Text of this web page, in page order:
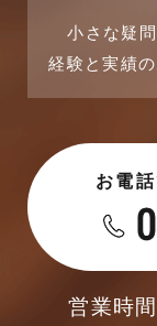
採用情報
未分類
未分類
本店-ブログ
東武スカイツ
2023年7月
2023年5月
2023年4月
2023年3月
小さな疑
経験と実績
お電
営業時